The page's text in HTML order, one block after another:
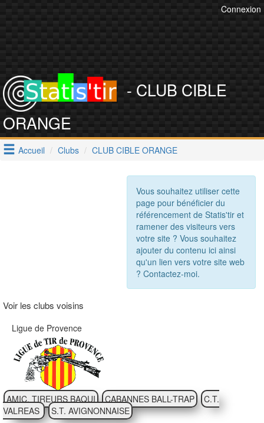
Connexion
- CLUB CIBLE
ORANGE
Accueil Clubs CLUB CIBLE ORANGE
Vous souhaitez utiliser cette
page pour bénéficier du
référencement de Statis'tir et
ramener des visiteurs vers
votre site ? Vous souhaitez
ajouter du contenu ici ainsi
qu'un lien vers votre site web
? Contactez-moi.
Voir les clubs voisins
Ligue de Provence
AMIC. TIREURS BAQUI CABANNES BALL-TRAP
C.T.
VALREAS
S.T. AVIGNONNAISE